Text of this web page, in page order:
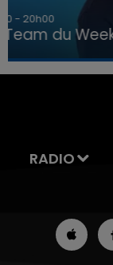
LA
7h00 - 12h00
La Team du
RADIO